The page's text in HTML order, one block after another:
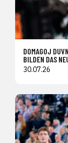
DOMAGOJ
BILDEN DAS
30.07.26